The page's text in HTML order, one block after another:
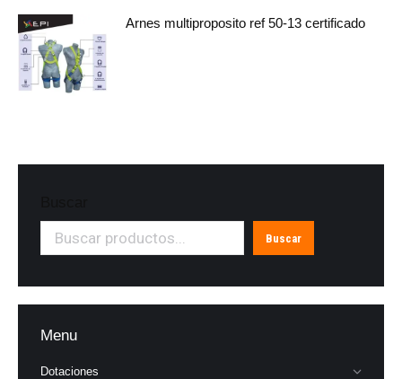
Arnes multiproposito ref 50-13 certificado
Buscar
Menu
Dotaciones